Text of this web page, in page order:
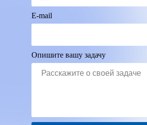
E-mail
Опишите вашу задачу